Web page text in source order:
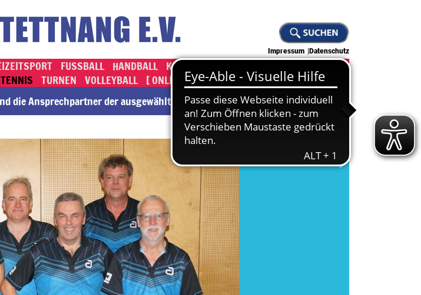
Impressum Datenschutz
FUSSBALL HANDBALL KAMPFKUNST
TURNEN VOLLEYBALL [ ONLINE-SHOP ] [ JOBS ]
die An­sprech­part­ner der ausgewählten Abteilung.
Zu den News
Zur Abteilung